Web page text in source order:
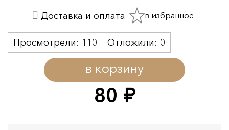
80 руб.
в корзину
Просмотрели: 110 Отложили: 0
Доставка и оплата в избранное